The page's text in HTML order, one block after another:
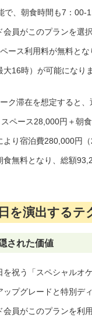
で、朝食時間も7：00-
会員がこのプランを選
ース利用料が無料とな
16時）が可能になりま
ク滞在を想定すると
ペース28,000円＋朝食
より宿泊費280,000円
食無料となり、総額
を演出するテ
された価値
祝う「スペシャルオ
ップグレードと特別デ
員がこのプランを利